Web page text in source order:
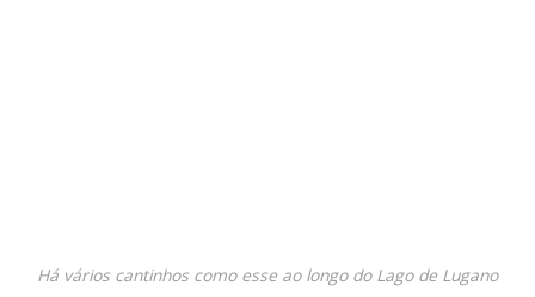
Há vários cantinhos como esse ao longo do Lago de Lugano